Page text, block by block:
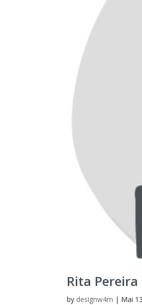
Rita Pereira
by designw4m | Mai